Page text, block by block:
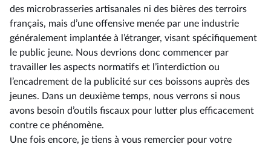
des microbrasseries artisanales ni des bières des terroirs
français, mais d’une offensive menée par une industrie
généralement implantée à l’étranger, visant spécifiquement
le public jeune. Nous devrions donc commencer par
travailler les aspects normatifs et l’interdiction ou
l’encadrement de la publicité sur ces boissons auprès des
jeunes. Dans un deuxième temps, nous verrons si nous
avons besoin d’outils fiscaux pour lutter plus efficacement
contre ce phénomène.
Une fois encore, je tiens à vous remercier pour votre